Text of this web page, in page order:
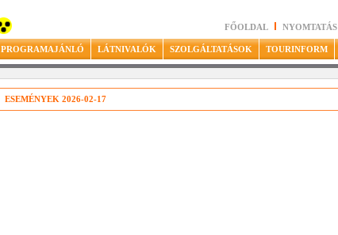
FŐOLDAL NYOMTATÁS
PROGRAMAJÁNLÓ LÁTNIVALÓK SZOLGÁLTATÁSOK TOURINFORM
ESEMÉNYEK 2026-02-17